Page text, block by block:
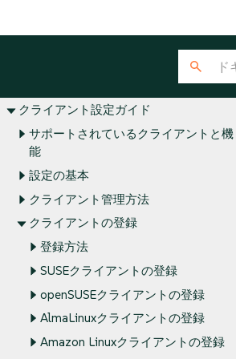
インストールおよびアップグレードガイ
クライアント設定ガイド
サポートされているクライアントと機
能
設定の基本
クライアント管理方法
クライアントの登録
登録方法
SUSEクライアントの登録
openSUSEクライアントの登録
AlmaLinuxクライアントの登録
Amazon Linuxクライアントの登録